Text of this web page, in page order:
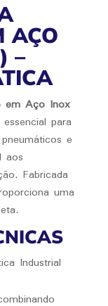
AÇO
–
em Aço Inox
para
e
aos
Fabricada
uma
Industrial